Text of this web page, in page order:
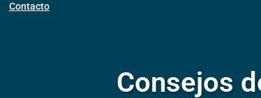
Contacto
Consejos